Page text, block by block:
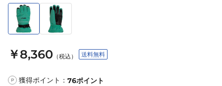
￥8,360 （税込） 送料無料
P 獲得ポイント： 76ポイント